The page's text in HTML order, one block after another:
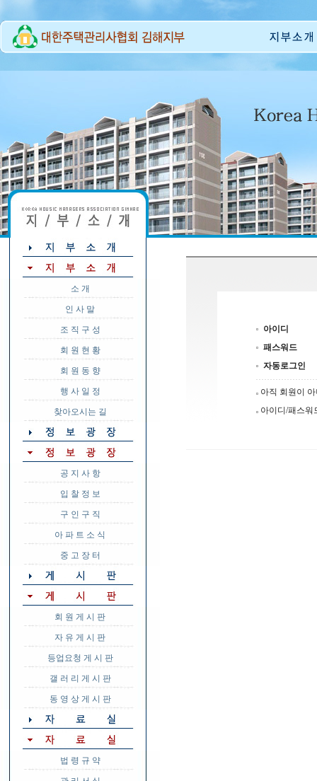
소 개
인 사 말
조 직 구 성
회 원 현 황
회 원 동 향
행 사 일 정
찾아오시는 길
공 지 사 항
입 찰 정 보
구 인 구 직
아 파 트 소 식
중 고 장 터
회 원 게 시 판
자 유 게 시 판
등업요청 게 시 판
갤 러 리 게 시 판
동 영 상 게 시 판
법 령 규 약
아이디
패스워드
자동로그인
아직 회원이
아이디/패스